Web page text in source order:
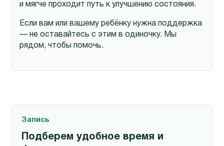
Запись
Подберем удобное время и
и мягче проходит путь к улучшению состояния.
Если вам или вашему ребёнку нужна поддержка
— не оставайтесь с этим в одиночку. Мы
рядом, чтобы помочь.